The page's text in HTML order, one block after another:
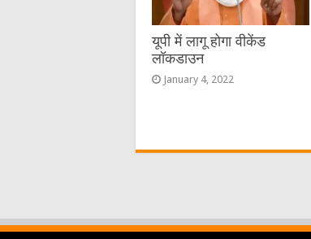
यूपी में लागू होगा वीकेंड
लॉकडाउन
January 4, 2022